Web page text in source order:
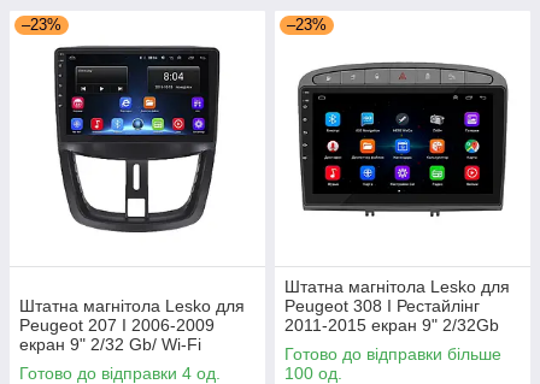
–23%
Штатна магнітола Lesko для
Peugeot 207 I 2006-2009
екран 9" 2/32 Gb/ Wi-Fi
Optima GPS Android Пожо
Готово до відправки 4 од.
–23%
Штатна магнітола Lesko для
Peugeot 308 I Рестайлінг
2011-2015 екран 9" 2/32Gb
Grey/Wi-Fi Optima GPS
Android
Готово до відправки більше
100 од.